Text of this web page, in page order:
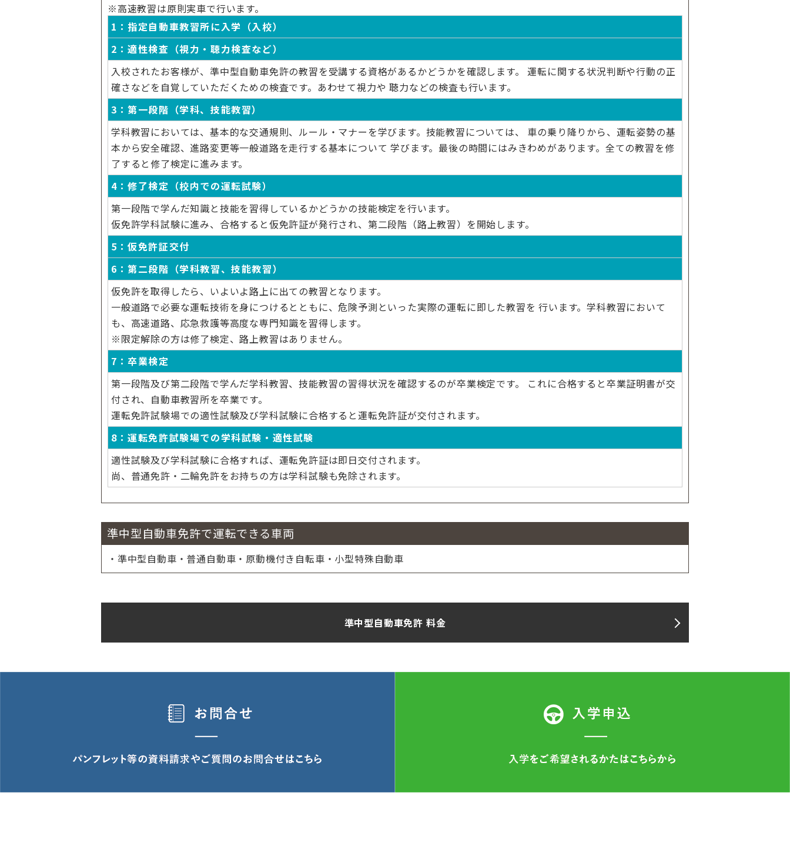
※高速教習は原則実車で行います。
1：指定自動車教習所に入学（入校）
2：適性検査（視力・聴力検査など）
入校されたお客様が、準中型自動車免許の教習を受講する資格があるかどうかを確認します。 運転に関する状況判断や行動の正
確さなどを自覚していただくための検査です。あわせて視力や 聴力などの検査も行います。
3：第一段階（学科、技能教習）
学科教習においては、基本的な交通規則、ルール・マナーを学びます。技能教習については、 車の乗り降りから、運転姿勢の基
本から安全確認、進路変更等一般道路を走行する基本について 学びます。最後の時間にはみきわめがあります。全ての教習を修
了すると修了検定に進みます。
4：修了検定（校内での運転試験）
第一段階で学んだ知識と技能を習得しているかどうかの技能検定を行います。
仮免許学科試験に進み、合格すると仮免許証が発行され、第二段階（路上教習）を開始します。
5：仮免許証交付
6：第二段階（学科教習、技能教習）
仮免許を取得したら、いよいよ路上に出ての教習となります。
一般道路で必要な運転技術を身につけるとともに、危険予測といった実際の運転に即した教習を 行います。学科教習において
も、高速道路、応急救護等高度な専門知識を習得します。
※限定解除の方は修了検定、路上教習はありません。
7：卒業検定
第一段階及び第二段階で学んだ学科教習、技能教習の習得状況を確認するのが卒業検定です。 これに合格すると卒業証明書が交
付され、自動車教習所を卒業です。
運転免許試験場での適性試験及び学科試験に合格すると運転免許証が交付されます。
8：運転免許試験場での学科試験・適性試験
適性試験及び学科試験に合格すれば、運転免許証は即日交付されます。
尚、普通免許・二輪免許をお持ちの方は学科試験も免除されます。
準中型自動車免許で運転できる車両
・準中型自動車・普通自動車・原動機付き自転車・小型特殊自動車
準中型自動車免許 料金